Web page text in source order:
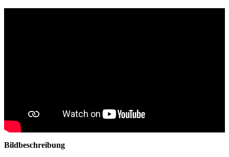
Bildbeschreibung